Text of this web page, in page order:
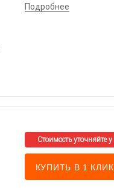
Подробнее
КУПИТЬ В 1 КЛИК